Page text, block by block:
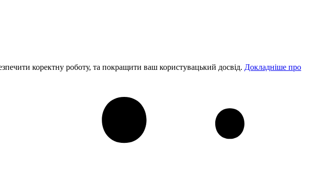
коректну роботу, та покращити ваш користувацький досвід. Докладніше про